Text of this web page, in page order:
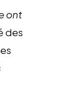
ont
des